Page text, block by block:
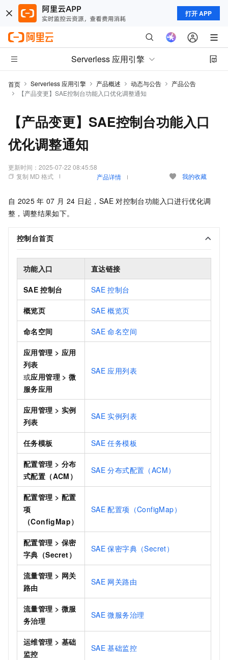
打开 APP
Serverless 应用引擎
首页 Serverless 应用引擎 产品概述 动态与公告
产品公告
【产品变更】SAE控制台功能入口优化调整通知
【产品变更】SAE控制台功能入口
优化调整通知
更新时间： 2025-07-22 08:45:58
复制 MD 格式
产品详情 我的收藏
自 2025 年 07 月 24 日起 ，SAE 对控制台功能入口进行优化调
整，调整结果如下。
控制台首页
功能入口 直达链接
SAE 控制台 SAE 控制台
概览页 SAE 概览页
命名空间 SAE 命名空间
应用管理 > 应用
列表
或应用管理 >微
服务应用
SAE 应用列表
应用管理 > 实例
列表
SAE 实例列表
任务模板 SAE 任务模板
配置管理 > 分布
式配置（ACM）
SAE 分布式配置（ACM）
配置管理 > 配置
项
（ConfigMap）
SAE 配置项（ConfigMap）
配置管理 > 保密
字典（Secret）
SAE 保密字典（Secret）
流量管理 > 网关
路由
SAE 网关路由
流量管理 > 微服
务治理
SAE 微服务治理
运维管理 > 基础
监控
SAE 基础监控